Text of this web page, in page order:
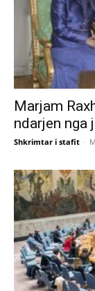
Marjam
ndarjen nga
Shkrimtar i stafit -